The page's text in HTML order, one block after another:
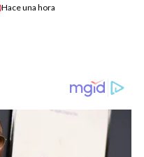
Haceuna hora